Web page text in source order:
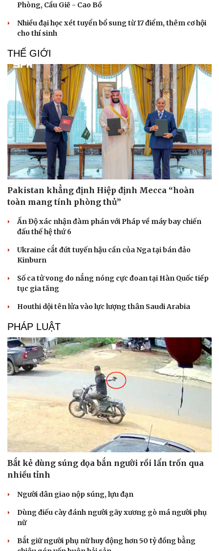
Du lịch
Tư vấn
check-in
Câu chuyện thời sự
Cửa sổ tình yêu
Phòng, Cầu Giẽ - Cao Bồ
Nhiều đại học xét tuyển bổ sung từ 17 điểm, thêm cơ hội
cho thí sinh
THẾ GIỚI
Pakistan khẳng định Hiệp định Mecca “hoàn
toàn mang tính phòng thủ”
Ấn Độ xác nhận đàm phán với Pháp về máy bay chiến
đấu thế hệ thứ 6
Ukraine cắt đứt tuyến hậu cần của Nga tại bán đảo
Kinburn
Số ca tử vong do nắng nóng cực đoan tại Hàn Quốc tiếp
tục gia tăng
Houthi dội tên lửa vào lực lượng thân Saudi Arabia
PHÁP LUẬT
Bắt kẻ dùng súng dọa bắn người rồi lẩn trốn qua
nhiều tỉnh
Người dân giao nộp súng, lựu đạn
Dùng điếu cày đánh người gãy xương gò má người phụ
nữ
Bắt giữ người phụ nữ huy động hơn 50 tỷ đồng bằng